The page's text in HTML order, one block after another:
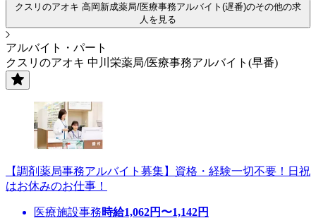
クスリのアオキ 高岡新成薬局/医療事務アルバイト(遅番)のその他の求
人を見る
アルバイト・パート
クスリのアオキ 中川栄薬局/医療事務アルバイト(早番)
【調剤薬局事務アルバイト募集】資格・経験一切不要！日祝
はお休みのお仕事！
医療施設事務時給1,062円〜1,142円